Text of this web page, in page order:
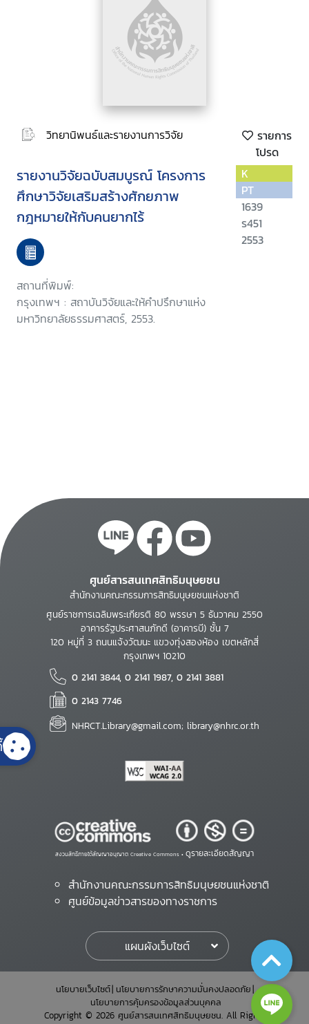
วิทยานิพนธ์และรายงานการวิจัย
รายการ
โปรด
รายงานวิจัยฉบับสมบูรณ์ โครงการ
ศึกษาวิจัยเสริมสร้างศักยภาพ
กฎหมายให้กับคนยากไร้
สถานที่พิมพ์:
กรุงเทพฯ : สถาบันวิจัยและให้คำปรึกษาแห่ง
มหาวิทยาลัยธรรมศาสตร์, 2553.
K
PT
1639
ร451
2553
ศูนย์สารสนเทศสิทธิมนุษยชน
สำนักงานคณะกรรมการสิทธิมนุษยชนแห่งชาติ
ศูนย์ราชการเฉลิมพระเกียรติ 80 พรรษา 5 ธันวาคม 2550
อาคารรัฐประศาสนภักดี (อาคารบี) ชั้น 7
120 หมู่ที่ 3 ถนนแจ้งวัฒนะ แขวงทุ่งสองห้อง เขตหลักสี่
กรุงเทพฯ 10210
0 2141 3844, 0 2141 1987, 0 2141 3881
0 2143 7746
NHRCT.Library@gmail.com; library@nhrc.or.th
สงวนสิทธิ์ภายใต้สัญญาอนุญาต Creative Commons • ดูรายละเอียดสัญญา
สำนักงานคณะกรรมการสิทธิมนุษยชนแห่งชาติ
ศูนย์ข้อมูลข่าวสารของทางราชการ
แผนผังเว็บไซต์
นโยบายเว็บไซต์ นโยบายการรักษาความมั่นคงปลอดภัย
นโยบายการคุ้มครองข้อมูลส่วนบุคคล
Copyright © 2026 ศูนย์สารสนเทศสิทธิมนุษยชน. All Rights